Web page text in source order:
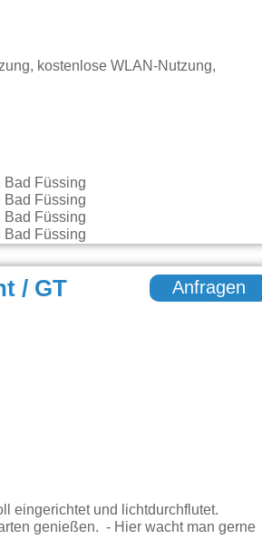
kostenlose WLAN-Nutzung,
/ GT Anfragen
eingerichtet und lichtdurchflutet.
genießen. - Hier wacht man gerne